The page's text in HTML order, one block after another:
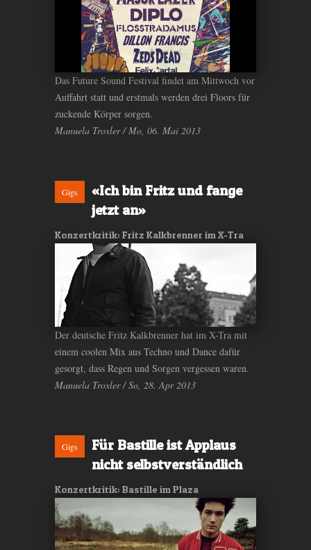
Das Future Sound Festival findet am Mittwoch vor
Auffahrt statt und erstmals werden drei Floors für
zuckende Körper sorgen.
Manuela Troxler / Mo, 06. Mai 2013
Gigs
«Ich bin Fritz und fange
jetzt an»
Konzertkritik: Fritz Kalkbrenner im X-Tra
Der deutsche Fritz Kalkbrenner hat im X-Tra mit
einem coolen Mix aus Techno und Dance dafür
gesorgt, dass Regen und Sorgen vergessen waren.
Manuela Troxler / So, 28. Apr 2013
Gigs
Für Bastille ist Applaus
nicht selbstverständlich
Konzertkritik: Bastille im Plaza